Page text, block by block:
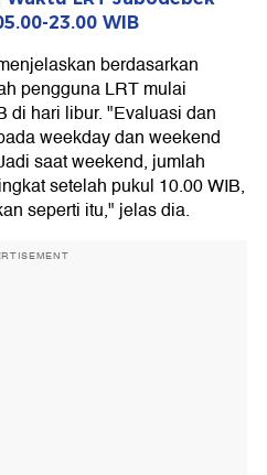
23.00 WIB
berdasarkan
pengguna LRT mulai
di hari libur. "Evaluasi dan
weekday dan weekend
saat weekend, jumlah
setelah pukul 10.00 WIB,
seperti itu," jelas dia.